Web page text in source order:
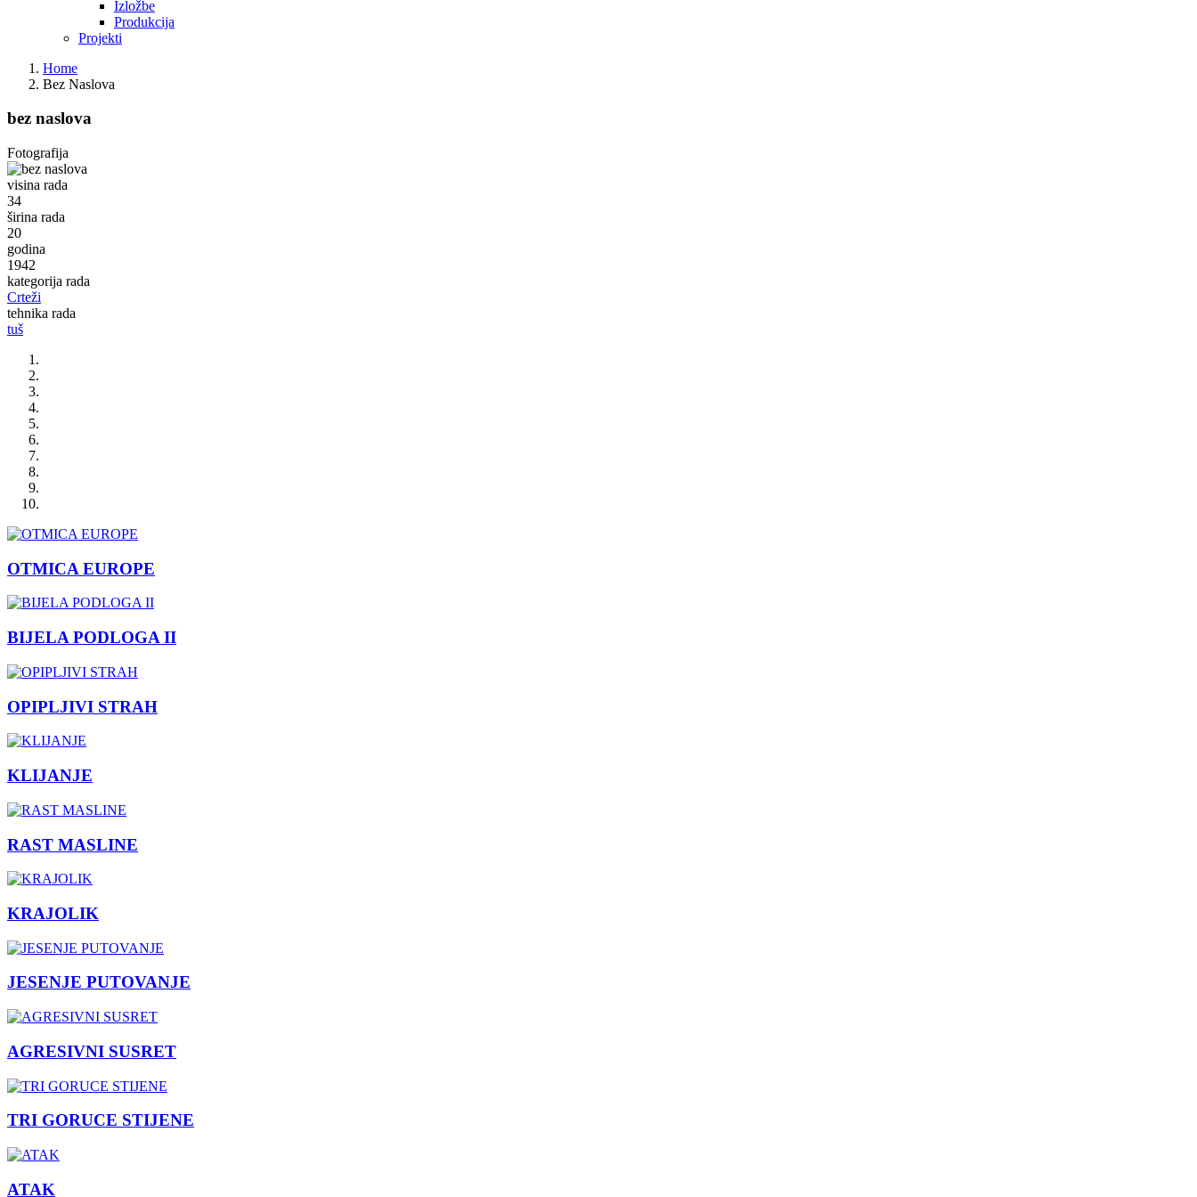
Izložbe
Produkcija
Projekti
Home
Bez Naslova
bez naslova
Fotografija
visina rada
34
širina rada
20
godina
1942
kategorija rada
Crteži
tehnika rada
tuš
OTMICA EUROPE
BIJELA PODLOGA II
OPIPLJIVI STRAH
KLIJANJE
RAST MASLINE
KRAJOLIK
JESENJE PUTOVANJE
AGRESIVNI SUSRET
TRI GORUCE STIJENE
ATAK